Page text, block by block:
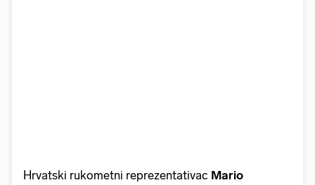
Hrvatski rukometni reprezentativac Mario